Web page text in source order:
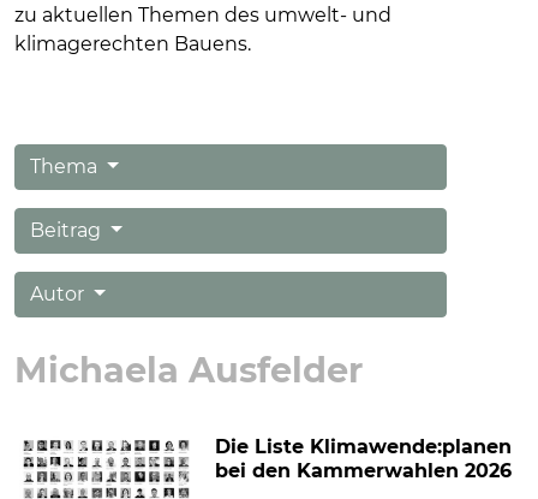
zu aktuellen Themen des umwelt- und
klimagerechten Bauens.
Thema
Beitrag
Autor
Michaela Ausfelder
Die Liste Klimawende:planen
bei den Kammerwahlen 2026